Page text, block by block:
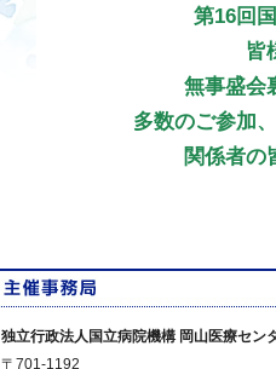
第16回
皆
無事盛会
多数のご参加
関係者の
独立行政法人国立病院機構 岡山医療セン
〒701-1192